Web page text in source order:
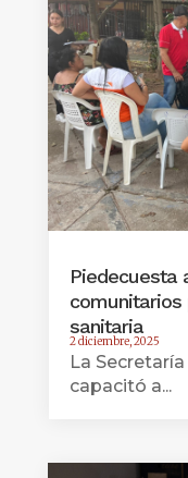
Piedecuesta
comunitarios
sanitaria
2 diciembre, 2025
La
capacitó a...